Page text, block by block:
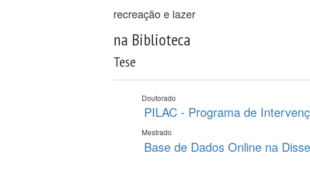
recreação e lazer
na Biblioteca
Tese
Doutorado
PILAC - Programa de
Mestrado
Base de Dados Online na